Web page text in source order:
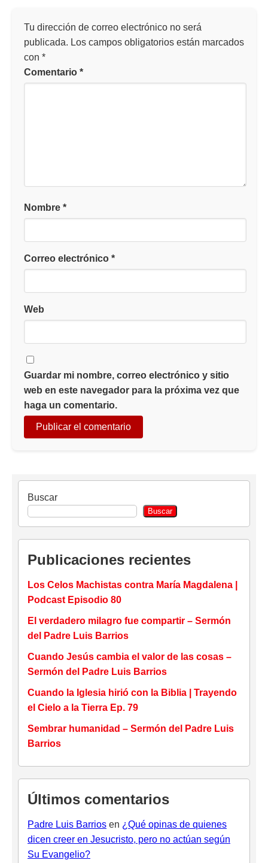
Tu dirección de correo electrónico no será
publicada. Los campos obligatorios están marcados
con *
Comentario *
Nombre *
Correo electrónico *
Web
Guardar mi nombre, correo electrónico y sitio
web en este navegador para la próxima vez que
haga un comentario.
Buscar
Buscar
Publicaciones recientes
Los Celos Machistas contra María Magdalena |
Podcast Episodio 80
El verdadero milagro fue compartir – Sermón
del Padre Luis Barrios
Cuando Jesús cambia el valor de las cosas –
Sermón del Padre Luis Barrios
Cuando la Iglesia hirió con la Biblia | Trayendo
el Cielo a la Tierra Ep. 79
Sembrar humanidad – Sermón del Padre Luis
Barrios
Últimos comentarios
Padre Luis Barrios en ¿Qué opinas de quienes
dicen creer en Jesucristo, pero no actúan según
Su Evangelio?